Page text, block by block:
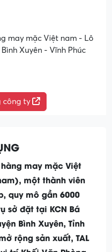
may mặc Việt nam - Lô
Xuyên - Vĩnh Phúc
công ty
may mặc Việt
một thành viên
quy mô gần 6000
sở đặt tại KCN Bá
Bình Xuyên, Tỉnh
rộng sản xuất, TAL